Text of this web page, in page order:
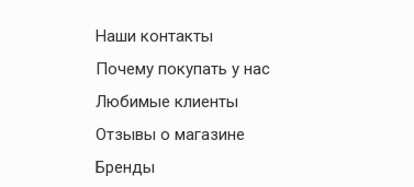
Наши контакты
Почему покупать у нас
Любимые клиенты
Отзывы о магазине
Бренды